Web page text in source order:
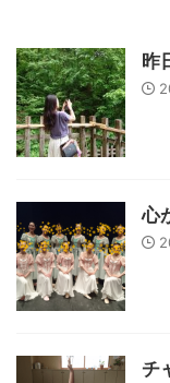
昨
心
チ